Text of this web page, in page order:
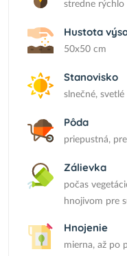
stredne rýchlo
Hustota
50x50 cm
Stanovisko
slnečné, svetlé
Pôda
priepustná,
Zálievka
počas
hnojivom pre
Hnojenie
mierna, až po